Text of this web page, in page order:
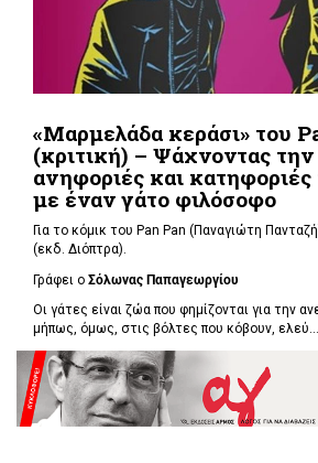
«Μαρμελάδα κεράσι» του
(κριτική) – Ψάχνοντας
ανηφοριές και
με έναν γάτο φιλόσοφο
Για το κόμικ του Pan Pan (Παναγιώτη
(εκδ. Διόπτρα).
Γράφει ο Σόλωνας Παπαγεωργίου
Οι γάτες είναι ζώα που φημίζονται για την
μήπως, όμως, στις βόλτες που κόβουν, ελεύ...